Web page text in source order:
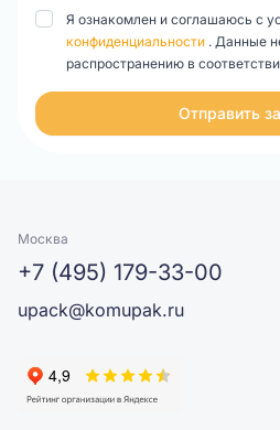
Я ознакомлен и соглашаюсь с
конфиденциальности . Данные
распространению в
Отправить
Москва
+7 (495) 179-33-00
upack@komupak.ru